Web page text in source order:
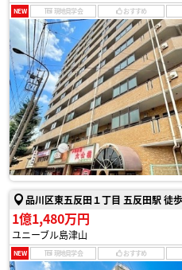
NEW 現地見学会 おすすめ
品川区東五反田１丁目 五反田駅 徒
1億1,480万円
ユニーブル島津山
NEW 現地見学会 おすすめ